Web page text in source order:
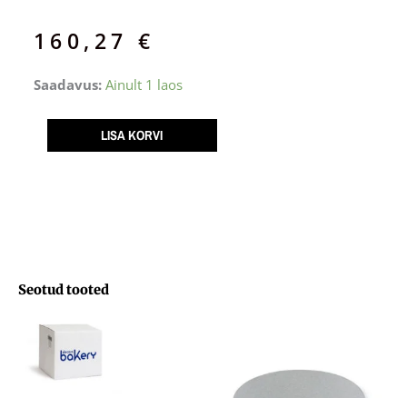
160,27 €
Saadavus: Ainult 1 laos
Korrustordialus
tasapinda
Ø19,5;24,4;31;39,2;44cm
LISA KORVI
Seotud tooted